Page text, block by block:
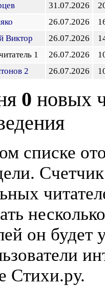
31.07.2026
26.07.2026
Виктор
26.07.2026
1
26.07.2026
2
26.07.2026
0 новых
списке
он будет
Стихи.ру.